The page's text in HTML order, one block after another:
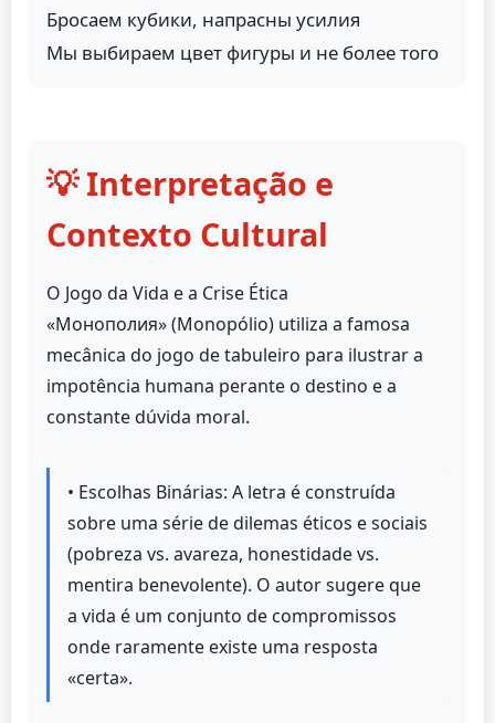
Бросаем кубики, напрасны усилия
Мы выбираем цвет фигуры и не более того
💡 Interpretação e
Contexto Cultural
O Jogo da Vida e a Crise Ética
«Монополия» (Monopólio) utiliza a famosa
mecânica do jogo de tabuleiro para ilustrar a
impotência humana perante o destino e a
constante dúvida moral.
• Escolhas Binárias: A letra é construída
sobre uma série de dilemas éticos e sociais
(pobreza vs. avareza, honestidade vs.
mentira benevolente). O autor sugere que
a vida é um conjunto de compromissos
onde raramente existe uma resposta
«certa».